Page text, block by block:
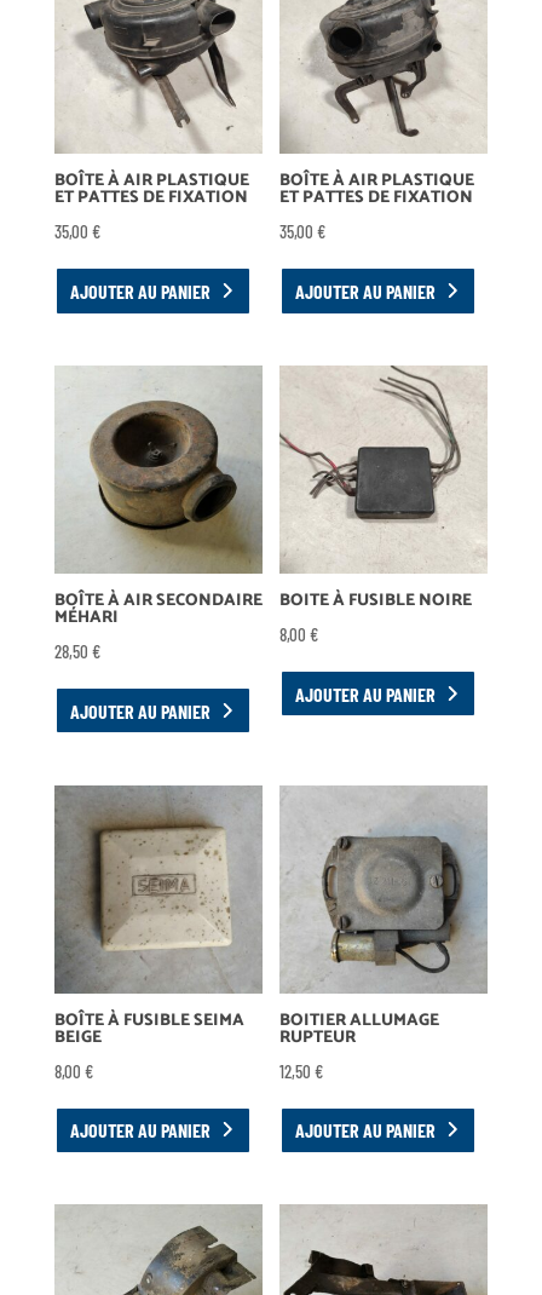
BOÎTE À AIR PLASTIQUE
ET PATTES DE FIXATION
35,00 €
AJOUTER AU PANIER
BOÎTE À AIR PLASTIQUE
ET PATTES DE FIXATION
35,00€
AJOUTER AU PANIER
BOÎTE À AIR SECONDAIRE
MÉHARI
28,50 €
AJOUTER AU PANIER
BOITE À FUSIBLE NOIRE
8,00€
AJOUTER AU PANIER
BOÎTE À FUSIBLE SEIMA
BEIGE
8,00 €
AJOUTER AU PANIER
BOITIER ALLUMAGE
RUPTEUR
12,50€
AJOUTER AU PANIER